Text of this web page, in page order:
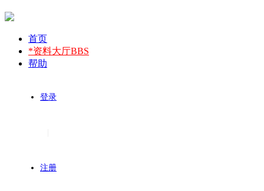
首页
*资料大厅BBS
帮助
登录
注册